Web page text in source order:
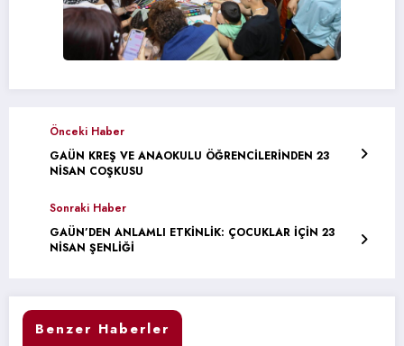
Önceki Haber
GAÜN KREŞ VE ANAOKULU ÖĞRENCİLERİNDEN 23
NİSAN COŞKUSU
Sonraki Haber
GAÜN’DEN ANLAMLI ETKİNLİK: ÇOCUKLAR İÇİN 23
NİSAN ŞENLİĞİ
Benzer Haberler